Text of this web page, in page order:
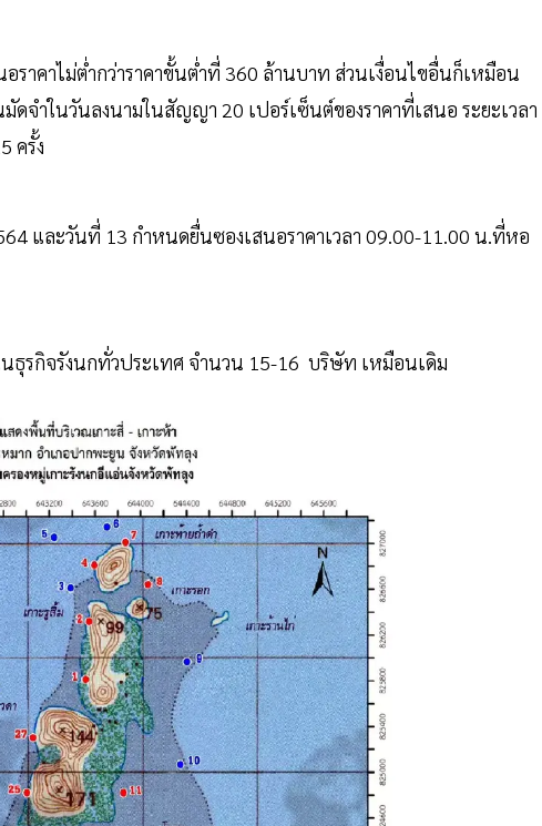
าคาไม่ต่ำกว่าราคาขั้นต่ำที่ 360 ล้านบาท ส่วนเงื่อนไขอื่นก็เหมือน
ดจำในวันลงนามในสัญญา 20 เปอร์เซ็นต์ของราคาที่เสนอ ระยะเวลา
ครั้ง
และวันที่ 13 กำหนดยื่นซองเสนอราคาเวลา 09.00-11.00 น.ที่หอ
รกิจรังนกทั่วประเทศ จำนวน 15-16 บริษัท เหมือนเดิม